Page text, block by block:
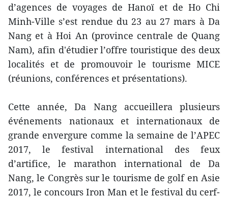
d’agences de voyages de Hanoï et de Ho Chi
Minh-Ville s’est rendue du 23 au 27 mars à Da
Nang et à Hoi An (province centrale de Quang
Nam), ​afin d'étudier l’offre touristique des deux
localités et de promouvoir le tourisme MICE
(réunions, conférences et présentations).
Cette année, Da Nang accueillera plusieurs
événements nationaux et internationaux de
grande envergure comme la semaine de l’APEC
2017, le festival international des feux
d’artifice, le marathon international de Da
Nang, le Congrès sur le tourisme de golf en Asie
2017, le concours Iron Man et le festival du cerf-